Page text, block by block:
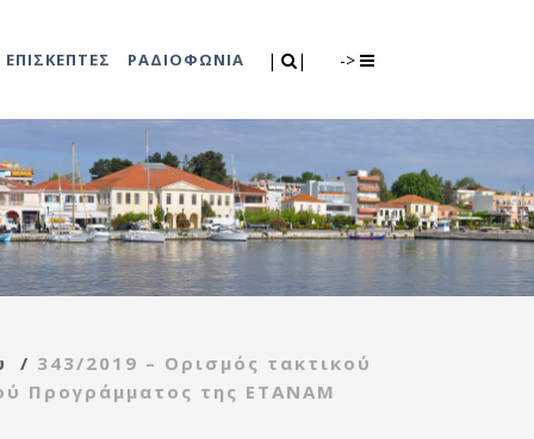
| | ->
Τμήμα Πρόνοιας
Κέντρο
γυναικών
Κέντρο ανοιχτής
εκδηλώσεις
ΕΠΙΣΚΕΠΤΕΣ ΡΑΔΙΟΦΩΝΙΑ
/ 343/2019 – Ορισμός τακτικού
Προγράμματος της ΕΤΑΝΑΜ